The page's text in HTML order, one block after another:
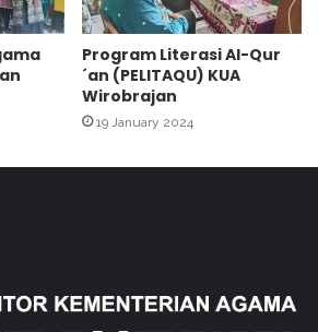
Program Literasi Al-Qur
´an (PELITAQU) KUA
Wirobrajan
19 January 2024